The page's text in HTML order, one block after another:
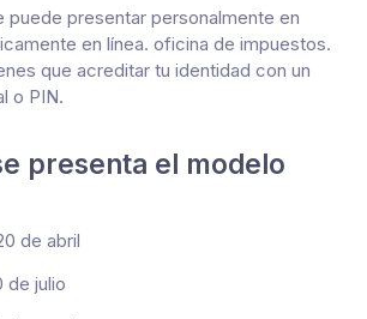
puede presentar personalmente en
en línea. oficina de impuestos.
que acreditar tu identidad con un
o PIN.
presenta el modelo
de abril
de julio